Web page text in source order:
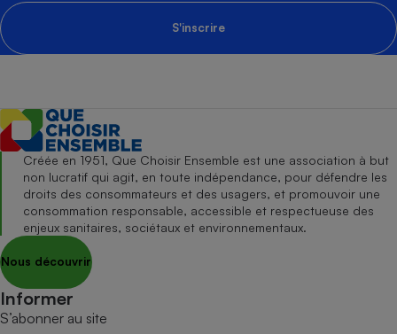
S'inscrire
Créée en 1951, Que Choisir Ensemble est une association à but
non lucratif qui agit, en toute indépendance, pour défendre les
droits des consommateurs et des usagers, et promouvoir une
consommation responsable, accessible et respectueuse des
enjeux sanitaires, sociétaux et environnementaux.
Nous découvrir
Informer
S’abonner au site